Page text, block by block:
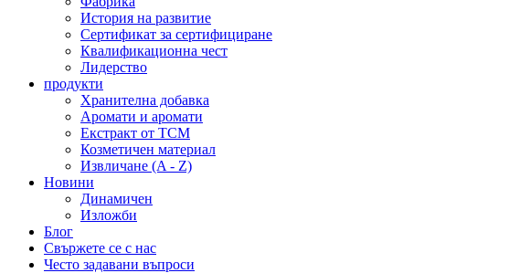
История на развитие
Сертификат за сертифициране
Квалификационна чест
Лидерство
продукти
Хранителна добавка
Аромати и аромати
Екстракт от TCM
Козметичен материал
Извличане (A - Z)
Новини
Динамичен
Изложби
Блог
Свържете се с нас
Често задавани въпроси